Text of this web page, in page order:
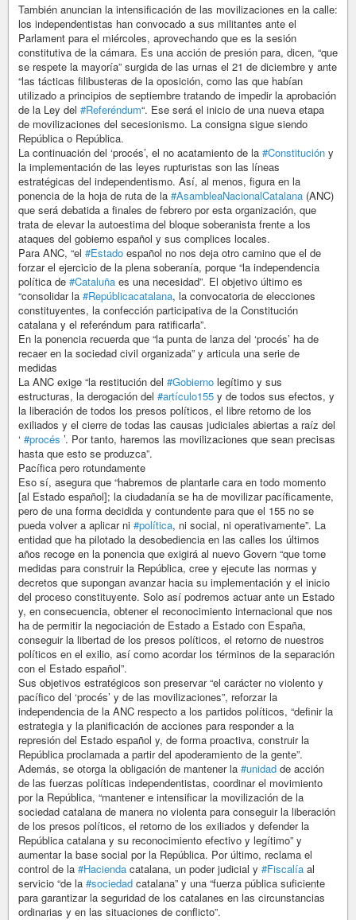
También anuncian la intensificación de las movilizaciones en la calle:
los independentistas han convocado a sus militantes ante el
Parlament para el miércoles, aprovechando que es la sesión
constitutiva de la cámara. Es una acción de presión para, dicen, “que
se respete la mayoría” surgida de las urnas el 21 de diciembre y ante
“las tácticas filibusteras de la oposición, como las que habían
utilizado a principios de septiembre tratando de impedir la aprobación
de la Ley del #Referéndum“. Ese será el inicio de una nueva etapa
de movilizaciones del secesionismo. La consigna sigue siendo
República o República.
La continuación del ‘procés’, el no acatamiento de la #Constitución y
la implementación de las leyes rupturistas son las líneas
estratégicas del independentismo. Así, al menos, figura en la
ponencia de la hoja de ruta de la #AsambleaNacionalCatalana (ANC)
que será debatida a finales de febrero por esta organización, que
trata de elevar la autoestima del bloque soberanista frente a los
ataques del gobierno español y sus complices locales.
Para ANC, “el #Estado español no nos deja otro camino que el de
forzar el ejercicio de la plena soberanía, porque “la independencia
política de #Cataluña es una necesidad”. El objetivo último es
“consolidar la #Repúblicacatalana, la convocatoria de elecciones
constituyentes, la confección participativa de la Constitución
catalana y el referéndum para ratificarla”.
En la ponencia recuerda que “la punta de lanza del ‘procés’ ha de
recaer en la sociedad civil organizada” y articula una serie de
medidas
La ANC exige “la restitución del #Gobierno legítimo y sus
estructuras, la derogación del #artículo155 y de todos sus efectos, y
la liberación de todos los presos políticos, el libre retorno de los
exiliados y el cierre de todas las causas judiciales abiertas a raíz del
‘ #procés ’. Por tanto, haremos las movilizaciones que sean precisas
hasta que esto se produzca”.
Pacífica pero rotundamente
Eso sí, asegura que “habremos de plantarle cara en todo momento
[al Estado español]; la ciudadanía se ha de movilizar pacíficamente,
pero de una forma decidida y contundente para que el 155 no se
pueda volver a aplicar ni #política, ni social, ni operativamente”. La
entidad que ha pilotado la desobediencia en las calles los últimos
años recoge en la ponencia que exigirá al nuevo Govern “que tome
medidas para construir la República, cree y ejecute las normas y
decretos que supongan avanzar hacia su implementación y el inicio
del proceso constituyente. Solo así podremos actuar ante un Estado
y, en consecuencia, obtener el reconocimiento internacional que nos
ha de permitir la negociación de Estado a Estado con España,
conseguir la libertad de los presos políticos, el retorno de nuestros
políticos en el exilio, así como acordar los términos de la separación
con el Estado español”.
Sus objetivos estratégicos son preservar “el carácter no violento y
pacífico del ‘procés’ y de las movilizaciones”, reforzar la
independencia de la ANC respecto a los partidos políticos, “definir la
estrategia y la planificación de acciones para responder a la
represión del Estado español y, de forma proactiva, construir la
República proclamada a partir del apoderamiento de la gente”.
Además, se otorga la obligación de mantener la #unidad de acción
de las fuerzas políticas independentistas, coordinar el movimiento
por la República, “mantener e intensificar la movilización de la
sociedad catalana de manera no violenta para conseguir la liberación
de los presos políticos, el retorno de los exiliados y defender la
República catalana y su reconocimiento efectivo y legítimo” y
aumentar la base social por la República. Por último, reclama el
control de la #Hacienda catalana, un poder judicial y #Fiscalía al
servicio “de la #sociedad catalana” y una “fuerza pública suficiente
para garantizar la seguridad de los catalanes en las circunstancias
ordinarias y en las situaciones de conflicto”.